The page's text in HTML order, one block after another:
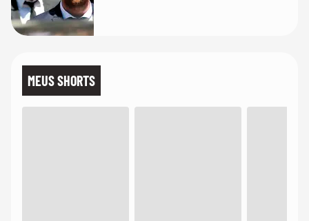
MEUS SHORTS